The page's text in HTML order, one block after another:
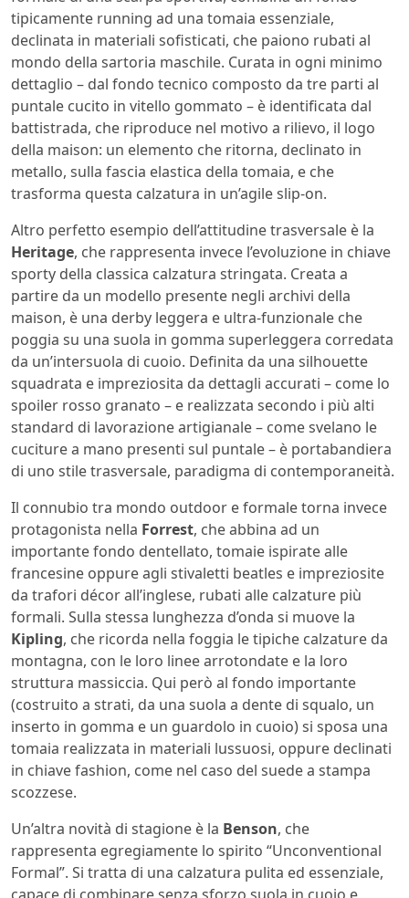
tipicamente running ad una tomaia essenziale,
declinata in materiali sofisticati, che paiono rubati al
mondo della sartoria maschile. Curata in ogni minimo
dettaglio – dal fondo tecnico composto da tre parti al
puntale cucito in vitello gommato – è identificata dal
battistrada, che riproduce nel motivo a rilievo, il logo
della maison: un elemento che ritorna, declinato in
metallo, sulla fascia elastica della tomaia, e che
trasforma questa calzatura in un’agile slip-on.
Altro perfetto esempio dell’attitudine trasversale è la
Heritage, che rappresenta invece l’evoluzione in chiave
sporty della classica calzatura stringata. Creata a
partire da un modello presente negli archivi della
maison, è una derby leggera e ultra-funzionale che
poggia su una suola in gomma superleggera corredata
da un’intersuola di cuoio. Definita da una silhouette
squadrata e impreziosita da dettagli accurati – come lo
spoiler rosso granato – e realizzata secondo i più alti
standard di lavorazione artigianale – come svelano le
cuciture a mano presenti sul puntale – è portabandiera
di uno stile trasversale, paradigma di contemporaneità.
Il connubio tra mondo outdoor e formale torna invece
protagonista nella Forrest, che abbina ad un
importante fondo dentellato, tomaie ispirate alle
francesine oppure agli stivaletti beatles e impreziosite
da trafori décor all’inglese, rubati alle calzature più
formali. Sulla stessa lunghezza d’onda si muove la
Kipling, che ricorda nella foggia le tipiche calzature da
montagna, con le loro linee arrotondate e la loro
struttura massiccia. Qui però al fondo importante
(costruito a strati, da una suola a dente di squalo, un
inserto in gomma e un guardolo in cuoio) si sposa una
tomaia realizzata in materiali lussuosi, oppure declinati
in chiave fashion, come nel caso del suede a stampa
scozzese.
Un’altra novità di stagione è la Benson, che
rappresenta egregiamente lo spirito “Unconventional
Formal”. Si tratta di una calzatura pulita ed essenziale,